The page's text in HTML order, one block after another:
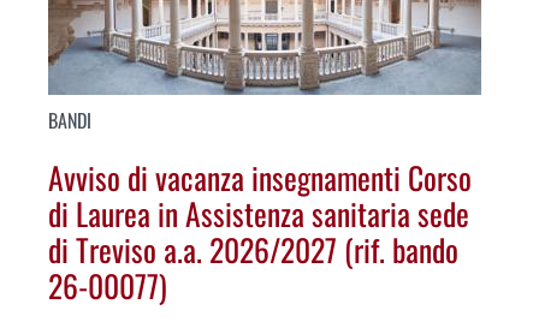
BANDI
Avviso di vacanza insegnamenti Corso
di Laurea in Assistenza sanitaria sede
di Treviso a.a. 2026/2027 (rif. bando
26-00077)